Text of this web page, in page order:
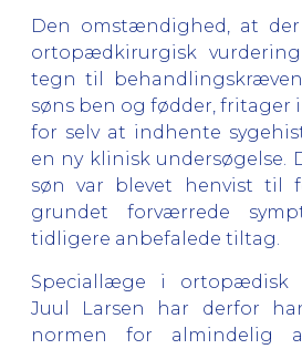
Den omstændighed, at
ortopædkirurgisk
tegn til
søns ben og fødder, fritager
for selv at indhente
en ny klinisk undersøgelse.
søn var blevet henvist til
grundet forværrede
tidligere anbefalede tiltag.
Speciallæge i ortopædisk
Juul Larsen har derfor
normen for almindelig